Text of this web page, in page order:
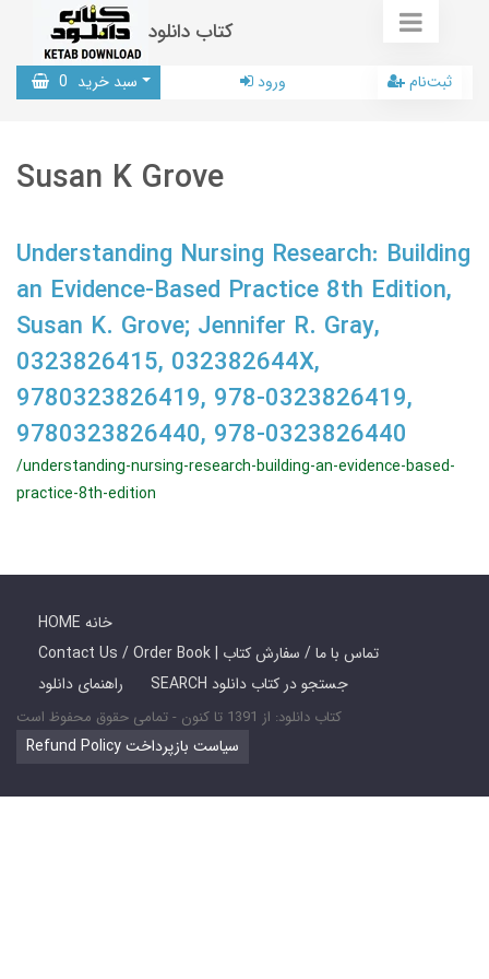
کتاب دانلود
سبد خرید 0 ورود ثبت‌نام
Susan K Grove
Understanding Nursing Research: Building
an Evidence-Based Practice 8th Edition,
Susan K. Grove; Jennifer R. Gray,
0323826415, 032382644X,
9780323826419, 978-0323826419,
9780323826440, 978-0323826440
/understanding-nursing-research-building-an-evidence-based-
practice-8th-edition
HOME خانه
Contact Us / Order Book | تماس با ما / سفارش کتاب
راهنمای دانلود
SEARCH جستجو در کتاب دانلود
کتاب دانلود: از 1391 تا کنون - تمامی حقوق محفوظ است
Refund Policy سیاست بازپرداخت